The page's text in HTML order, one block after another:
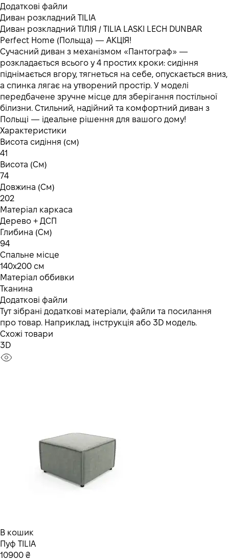
Додаткові файли
Диван розкладний TILIA
Диван розкладний ТІЛІЯ / TILIA LASKI LECH DUNBAR
Perfect Home (Польща) — АКЦІЯ!
Сучасний диван з механізмом «Пантограф» —
розкладається всього у 4 простих кроки: сидіння
піднімається вгору, тягнеться на себе, опускається вниз,
а спинка лягає на утворений простір. У моделі
передбачене зручне місце для зберігання постільної
білизни. Стильний, надійний та комфортний диван з
Польщі — ідеальне рішення для вашого дому!
Характеристики
Висота сидіння (см)
41
Висота (См)
74
Довжина (См)
202
Матеріал каркаса
Дерево + ДСП
Глибина (См)
94
Спальне місце
140x200 см
Матеріал оббивки
Тканина
Додаткові файли
Тут зібрані додаткові матеріали, файли та посилання
про товар. Наприклад, інструкція або 3D модель.
Схожі товари
3D
В кошик
Пуф TILIA
10900 ₴